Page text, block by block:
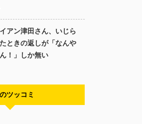
アン津田さん、いじら
ときの返しが「なんや
！」しか無い
ツッコミ